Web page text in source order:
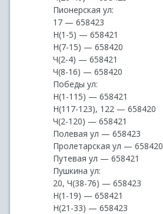
Пионерская ул:
17 — 658423
Н(1-5) — 658421
Н(7-15) — 658420
Ч(2-4) — 658421
Ч(8-16) — 658420
Победы ул:
Н(1-115) — 658421
Н(117-123), 122 — 658420
Ч(2-120) — 658421
Полевая ул — 658423
Пролетарская ул — 658420
Путевая ул — 658421
Пушкина ул:
20, Ч(38-76) — 658423
Н(1-19) — 658421
Н(21-33) — 658423